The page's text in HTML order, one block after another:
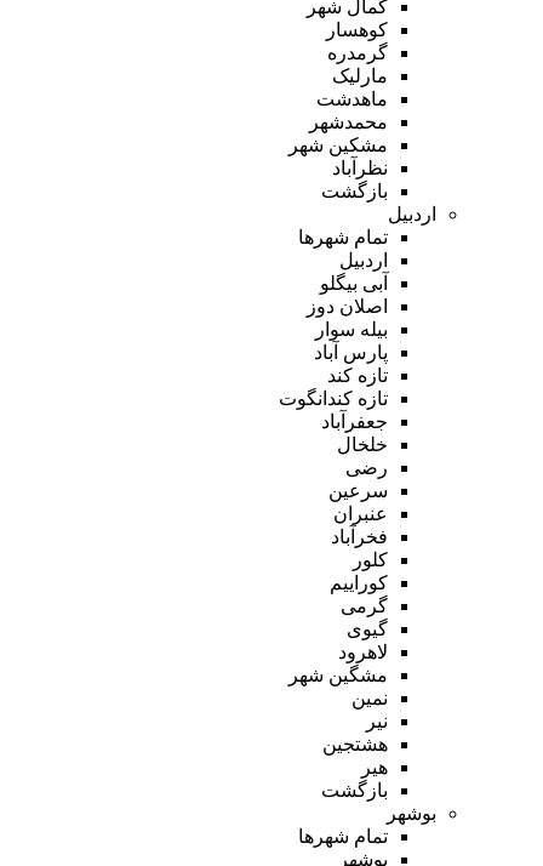
کمال شهر
کوهسار
گرمدره
مارلیک
ماهدشت
محمدشهر
مشکین شهر
نظرآباد
بازگشت
اردبیل
تمام شهر‌ها
اردبیل
آبی بیگلو
اصلان دوز
بیله سوار
پارس آباد
تازه کند
تازه کندانگوت
جعفرآباد
خلخال
رضی
سرعین
عنبران
فخرآباد
کلور
کوراییم
گرمی
گیوی
لاهرود
مشگین شهر
نمین
نیر
هشتجین
هیر
بازگشت
بوشهر
تمام شهر‌ها
بوشهر